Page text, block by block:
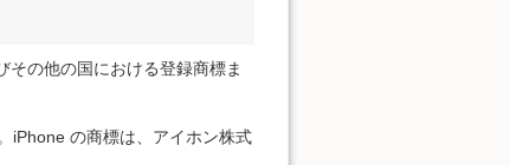
の他の国における登録商標ま
iPhone の商標は、アイホン株式